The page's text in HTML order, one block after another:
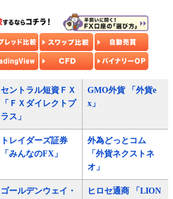
セントラル短資ＦＸ
「ＦＸダイレクトプ
ラス」
GMO外貨 「外貨e
x」
トレイダーズ証券
「みんなのFX」
外為どっとコム
「外貨ネクストネ
オ」
ゴールデンウェイ・
ヒロセ通商 「LION